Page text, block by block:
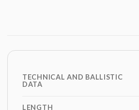
TECHNICAL AND BALLISTIC
DATA
LENGTH